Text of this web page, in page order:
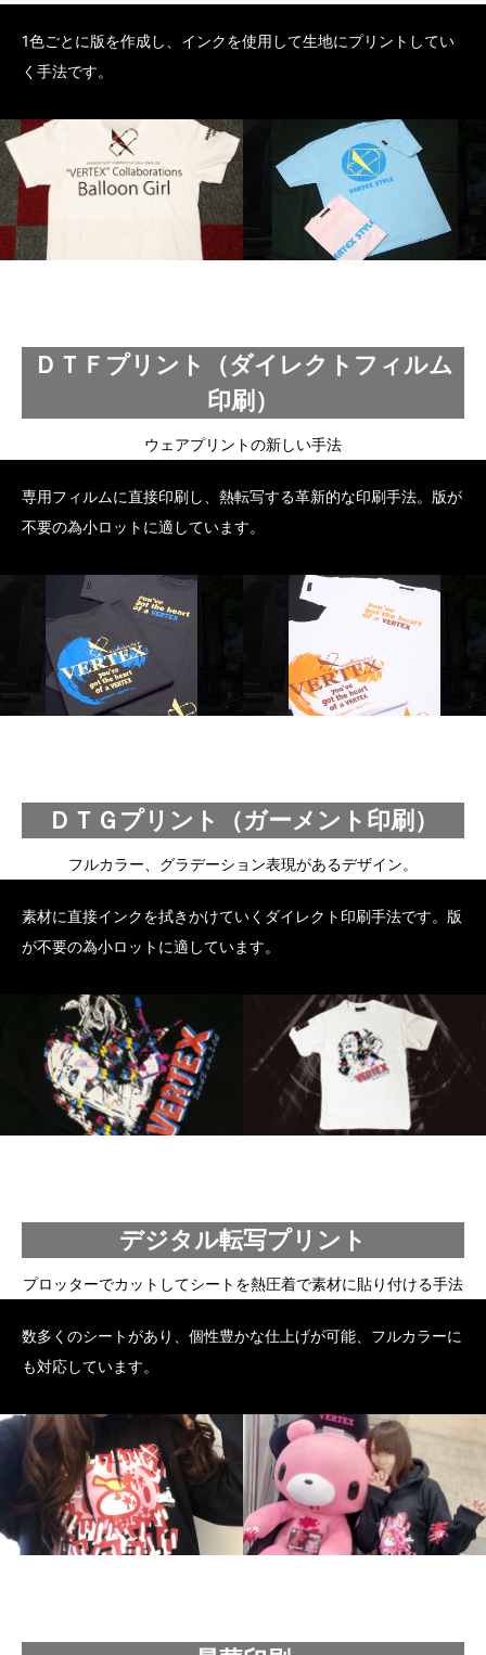
1色ごとに版を作成し、インクを使用して生地にプリントしてい
く手法です。
ＤＴＦプリント（ダイレクトフィルム
印刷）
ウェアプリントの新しい手法
専用フィルムに直接印刷し、熱転写する革新的な印刷手法。版が
不要の為小ロットに適しています。
ＤＴＧプリント（ガーメント印刷）
フルカラー、グラデーション表現があるデザイン。
素材に直接インクを拭きかけていくダイレクト印刷手法です。版
が不要の為小ロットに適しています。
デジタル転写プリント
プロッターでカットしてシートを熱圧着で素材に貼り付ける手法
数多くのシートがあり、個性豊かな仕上げが可能、フルカラーに
も対応しています。